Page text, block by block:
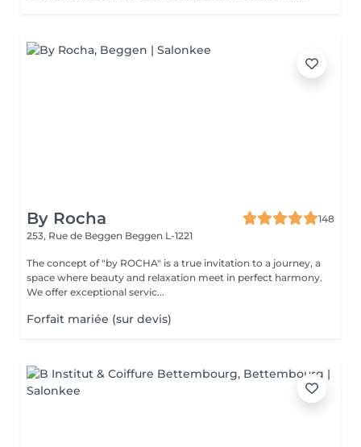
By Rocha
148
253, Rue de Beggen Beggen L-1221
The concept of "by ROCHA" is a true invitation to a journey, a
space where beauty and relaxation meet in perfect harmony.
We offer exceptional servic...
Forfait mariée (sur devis)